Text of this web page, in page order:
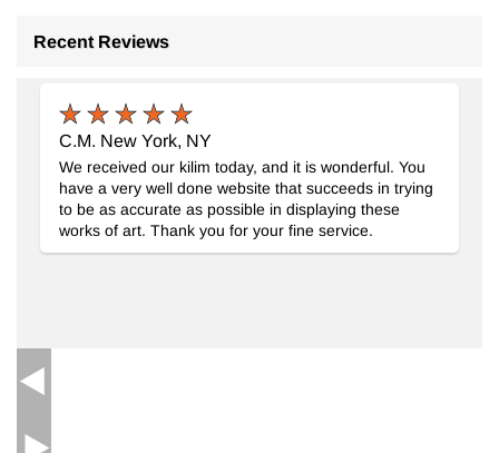
Recent Reviews
C.M. New York, NY
We received our kilim today, and it is wonderful. You
have a very well done website that succeeds in trying
to be as accurate as possible in displaying these
works of art. Thank you for your fine service.